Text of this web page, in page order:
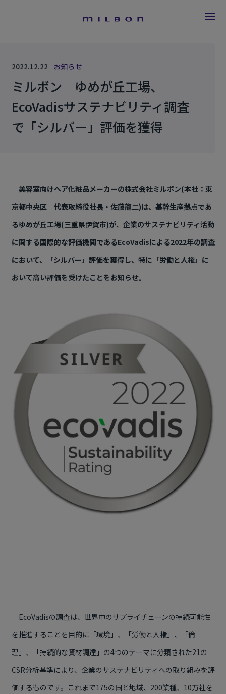
2022.12.22 お知らせ
ミルボン ゆめが丘工場、
EcoVadisサステナビリティ調査
で「シルバー」評価を獲得
美容室向けヘア化粧品メーカーの株式会社ミルボン(本社：東
京都中央区 代表取締役社長・佐藤龍二)は、基幹生産拠点であ
るゆめが丘工場(三重県伊賀市)が、 企業のサステナビリティ活動
に関する国際的な評価機関であるEcoVadisによる2022年の調査
において、「シルバー」評価を獲得し、特に「労働と人権」に
おいて高い評価を受けたことをお知らせ。
EcoVadisの調査は、世界中のサプライチェーンの持続可能性
を推進することを目的に「環境」、「労働と人権」、「倫
理」、「持続的な資材調達」の4つのテーマに分類された21の
CSR分析基準により、企業のサステナビリティへの取り組みを評
価するものです。これまで175の国と地域、200業種、10万社を